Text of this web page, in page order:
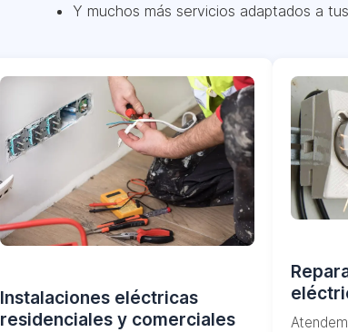
Y muchos más servicios adaptados a
Instalaciones eléctricas
residenciales y comerciales